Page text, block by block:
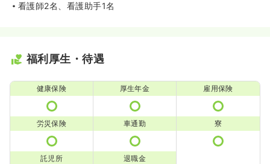
看護師2名、看護助手1名
福利厚生・待遇
健康保険 厚生年金 雇用保険
労災保険 車通勤 寮
託児所 退職金